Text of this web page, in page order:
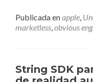
Publicada enapple,
marketless,obvious
String SDK